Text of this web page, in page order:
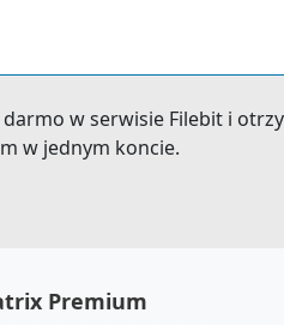
w serwisie Filebit i
w jednym koncie.
Premium